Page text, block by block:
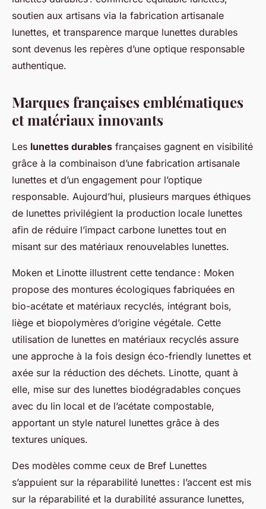
soutien aux artisans via la fabrication artisanale
lunettes, et transparence marque lunettes durables
sont devenus les repères d’une optique responsable
authentique.
Marques françaises emblématiques
et matériaux innovants
Les lunettes durables françaises gagnent en visibilité
grâce à la combinaison d’une fabrication artisanale
lunettes et d’un engagement pour l’optique
responsable. Aujourd’hui, plusieurs marques éthiques
de lunettes privilégient la production locale lunettes
afin de réduire l’impact carbone lunettes tout en
misant sur des matériaux renouvelables lunettes.
Moken et Linotte illustrent cette tendance : Moken
propose des montures écologiques fabriquées en
bio-acétate et matériaux recyclés, intégrant bois,
liège et biopolymères d’origine végétale. Cette
utilisation de lunettes en matériaux recyclés assure
une approche à la fois design éco-friendly lunettes et
axée sur la réduction des déchets. Linotte, quant à
elle, mise sur des lunettes biodégradables conçues
avec du lin local et de l’acétate compostable,
apportant un style naturel lunettes grâce à des
textures uniques.
Des modèles comme ceux de Bref Lunettes
s’appuient sur la réparabilité lunettes : l’accent est mis
sur la réparabilité et la durabilité assurance lunettes,